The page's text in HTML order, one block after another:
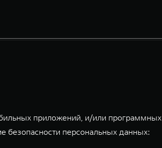
приложений, и/или программных
безопасности персональных данных: